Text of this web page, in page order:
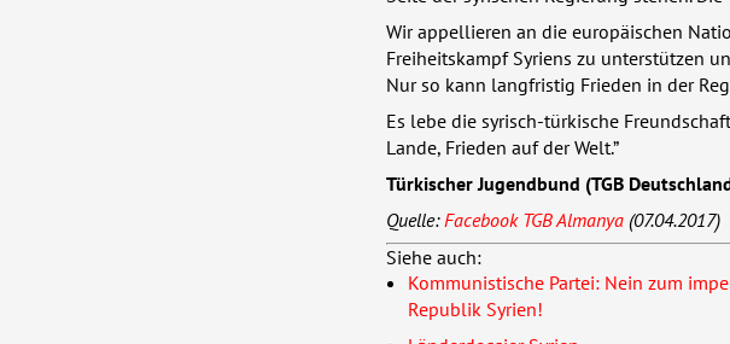
Wir appellieren an die europäischen
Freiheitskampf Syriens zu unterstützen
Nur so kann langfristig Frieden in der
Es lebe die syrisch-türkische
Lande, Frieden auf der Welt.”
Türkischer Jugendbund (TGB
Quelle: Facebook TGBAlmanya (07.04.2017)
Siehe auch:
Kommunistische Partei: Nein zum
Republik Syrien!